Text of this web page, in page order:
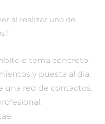
al realizar uno de
o tema concreto.
y puesta al día.
una red de contactos.